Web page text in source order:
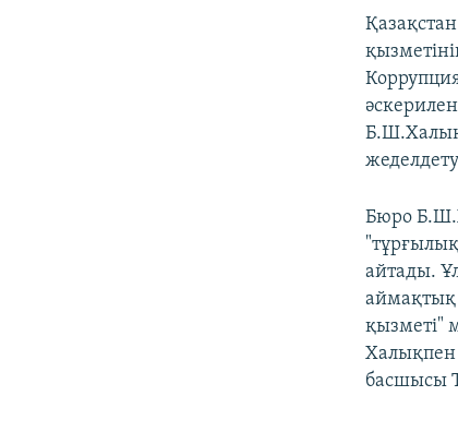
Б.Ш.Халық
Бюро
айтады.
аймақтық
қызметі"
Халықпен
басшысы